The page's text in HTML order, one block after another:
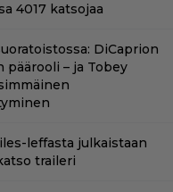
4017 katsojaa
DiCaprion
päärooli – ja Tobey
leffasta julkaistaan
traileri